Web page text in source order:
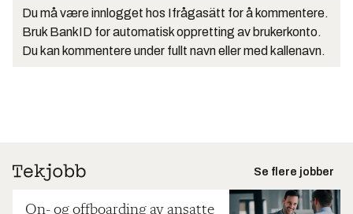
Du må være innlogget hos Ifrågasätt for å kommentere.
Bruk BankID for automatisk oppretting av brukerkonto.
Du kan kommentere under fullt navn eller med kallenavn.
Se flere jobber
On- og offboarding av ansatte